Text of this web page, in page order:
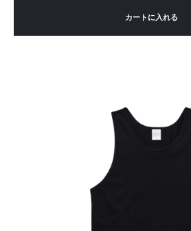
カートに入れる